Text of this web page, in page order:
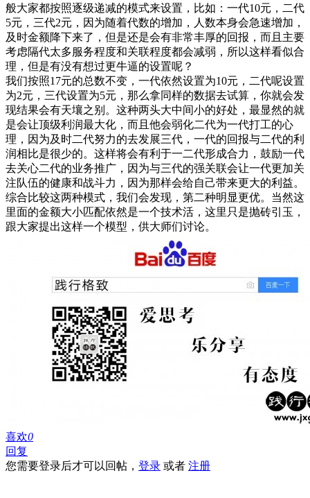
般大家都按照逐级递减的模式来设置，比如：一代10元，二代
5元，三代2元，因为随着代数的增加，人数本身会急速增加，
及时金额降下来了，但是还是会有非常丰厚的回报，而且主要
考虑隔代太多服务程度和关联程度都会减弱，所以这样看似合
理，但是有没有想过更牛逼的设置呢？
我们按照17元的总数不变，一代依然设置为10元，二代呢设置
为2元，三代设置为5元，那么拿同样的数据去试算，你就会发
现结果会有天壤之别。这种两头大中间小的好处，最显然的就
是会让顶级利润最大化，而且他会弱化二代为一代打工的心
理，因为及时二代努力的去发展三代，一代的回报与二代的利
润相比是很少的。这样将会有利于一二代形成合力，鼓励一代
去关心二代的业务推广，因为与三代的强关联会让一代更加关
注队伍的健康和战斗力，因为那样会给自己带来更大的利益。
综合比较这两种模式，我们会发现，第二种明显更优。当然这
里面的金额大小匹配依然是一个技术活，这里只是抛砖引玉，
跟大家提出这样一个模型，供大师们讨论。
喜欢0
回复
您需要登录后才可以回帖， 登录 或者 注册